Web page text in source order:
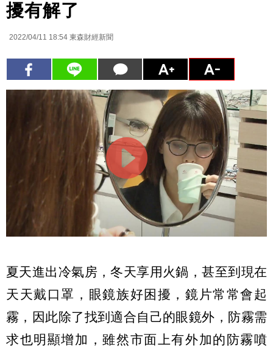
擾有解了
2022/04/11 18:54 東森財經新聞
夏天進出冷氣房，冬天享用火鍋，甚至到現在
天天戴口罩，眼鏡族好困擾，鏡片常常會起
霧，因此除了找到適合自己的眼鏡外，防霧需
求也明顯增加，雖然市面上有外加的防霧噴